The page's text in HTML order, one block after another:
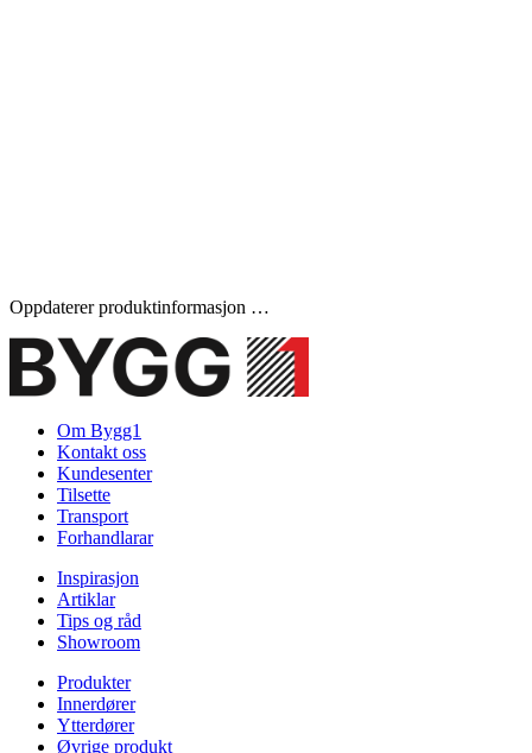
Oppdaterer produktinformasjon …
Om Bygg1
Kontakt oss
Kundesenter
Tilsette
Transport
Forhandlarar
Inspirasjon
Artiklar
Tips og råd
Showroom
Produkter
Innerdører
Ytterdører
Øvrige produkt